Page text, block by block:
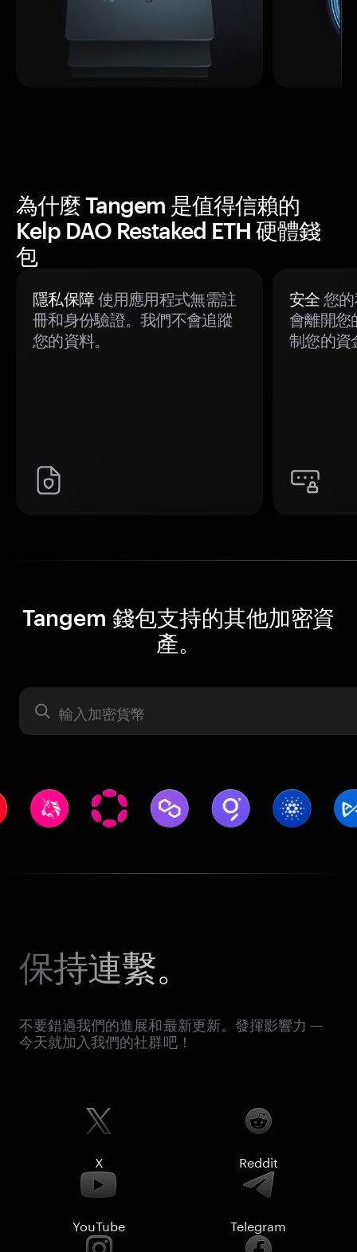
為什麼 Tangem 是值得信賴的
Kelp DAO Restaked ETH 硬體錢
包
隱私保障使用應用程式無需註
冊和身份驗證。我們不會追蹤
您的資料。
安全 您
會離開您
制您的資
Tangem 錢包支持的其他加密資
產。
資產
保持連繫。
不要錯過我們的進展和最新更新。發揮影響力 —
今天就加入我們的社群吧！
X Reddit
YouTube Telegram